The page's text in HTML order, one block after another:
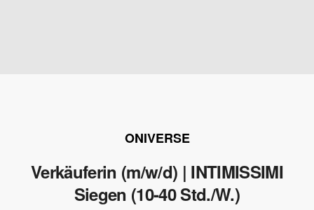
ONIVERSE
Verkäuferin (m/w/d) | INTIMISSIMI
Siegen (10-40 Std./W.)